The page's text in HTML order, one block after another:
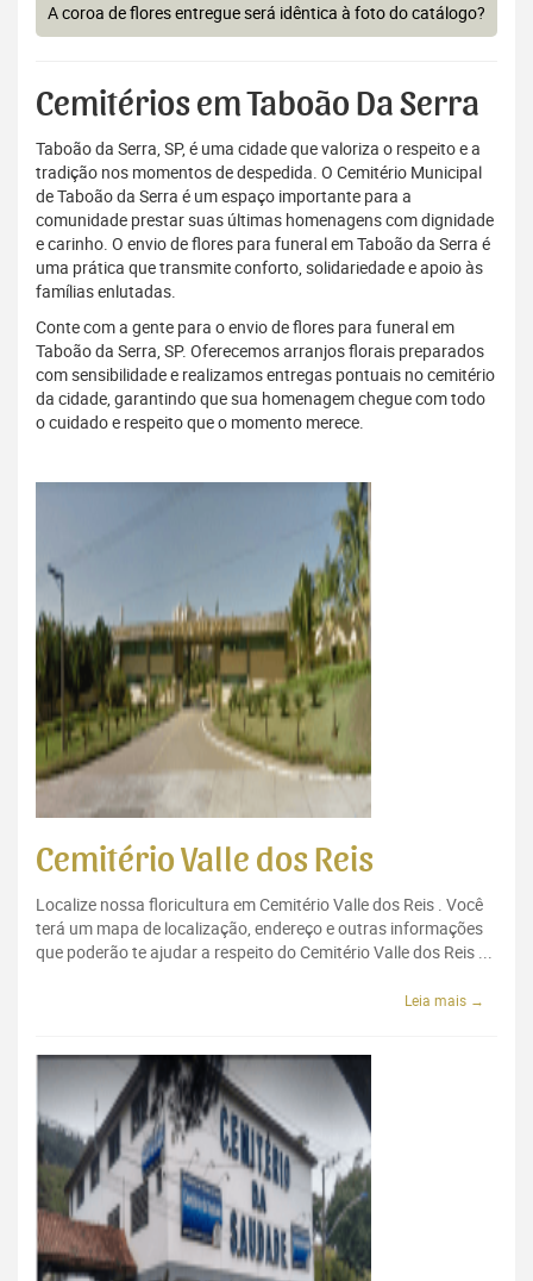
A coroa de flores entregue será idêntica à foto do catálogo?
Cemitérios em Taboão Da Serra
Taboão da Serra, SP, é uma cidade que valoriza o respeito e a
tradição nos momentos de despedida. O Cemitério Municipal
de Taboão da Serra é um espaço importante para a
comunidade prestar suas últimas homenagens com dignidade
e carinho. O envio de flores para funeral em Taboão da Serra é
uma prática que transmite conforto, solidariedade e apoio às
famílias enlutadas.
Conte com a gente para o envio de flores para funeral em
Taboão da Serra, SP. Oferecemos arranjos florais preparados
com sensibilidade e realizamos entregas pontuais no cemitério
da cidade, garantindo que sua homenagem chegue com todo
o cuidado e respeito que o momento merece.
Cemitério Valle dos Reis
Localize nossa floricultura em Cemitério Valle dos Reis . Você
terá um mapa de localização, endereço e outras informações
que poderão te ajudar a respeito do Cemitério Valle dos Reis ...
Leia mais →